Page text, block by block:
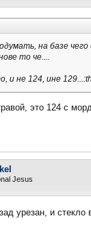
на базе чего
то че....
и не 124, ине
это 124 с
Jesus
урезан, и стекло